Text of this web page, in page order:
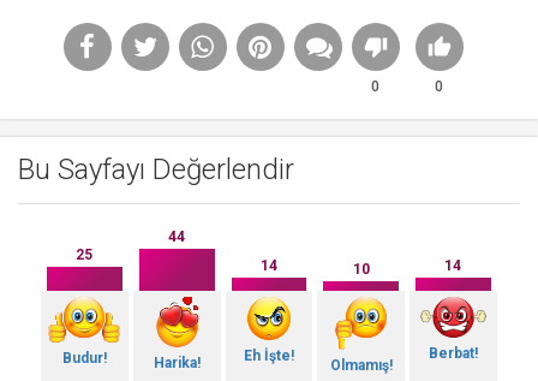
0 0
Bu Sayfayı Değerlendir
25
Budur!
44
Harika!
14
Eh İşte!
10
Olmamış!
14
Berbat!